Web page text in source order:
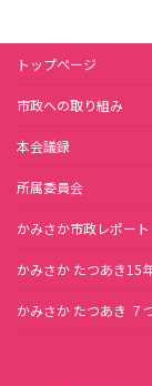
トップページ
市政への取り組み
本会議録
所属委員会
かみさか市政レポート
かみさか たつあき15
かみさか たつあき ７